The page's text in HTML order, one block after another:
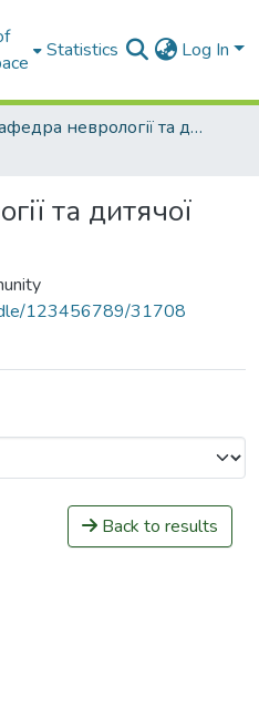
Statistics Log In
Кафедра неврології та дитячої неврології
та дитячої
123456789/31708
Back to results